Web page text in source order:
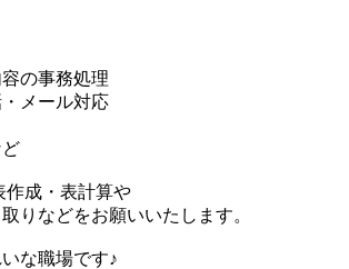
の事務処理
メール対応
成・表計算や
りなどをお願いいたします。
な職場です♪